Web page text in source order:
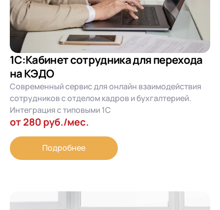
1С:Кабинет сотрудника для перехода
на КЭДО
Современный сервис для онлайн взаимодействия
сотрудников с отделом кадров и бухгалтерией.
Интеграция с типовыми 1С
от 280 руб./мес.
Подробнее